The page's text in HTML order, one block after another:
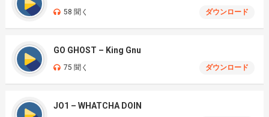
58 聞く ダウンロード
GO GHOST – King Gnu
75 聞く ダウンロード
JO1 – WHATCHA DOIN